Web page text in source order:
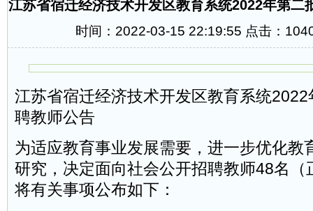
江苏省宿迁经济技术开发区教育系统2022年第二
时间：2022-03-15 22:19:55 点击：
江苏省宿迁经济技术开发区教育系统
聘教师公告
为适应教育事业发展需要，进一步优化教
研究，决定面向社会公开招聘教师48名（
将有关事项公布如下：